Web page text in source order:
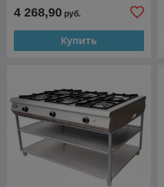
4 268,90 руб.
Купить